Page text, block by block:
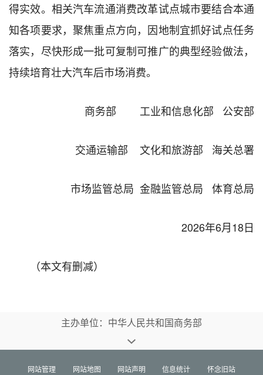
得实效。相关汽车流通消费改革试点城市要结合本通
知各项要求，聚焦重点方向，因地制宜抓好试点任务
落实，尽快形成一批可复制可推广的典型经验做法，
持续培育壮大汽车后市场消费。
商务部 工业和信息化部 公安部
交通运输部 文化和旅游部 海关总署
市场监管总局 金融监管总局 体育总局
2026年6月18日
（本文有删减）
主办单位：中华人民共和国商务部
网站管理 网站地图 网站声明 信息统计 怀念旧站